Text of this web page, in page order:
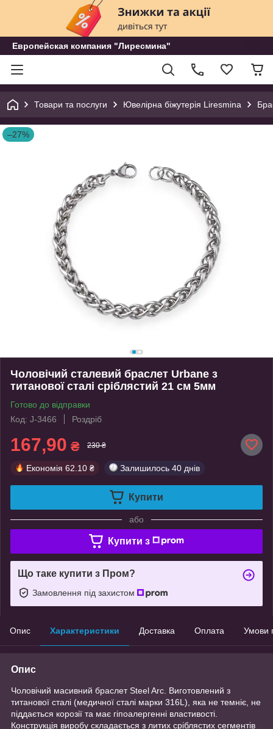
Европейская компания "Лиресмина"
Товари та послуги Ювелірна біжутерія Liresmina
–27%
Чоловічий сталевий браслет Urbane з
титанової сталі сріблястий 21 см 5мм
Готово до відправки
Код: J-3466
Роздріб
167,90 ₴ 230 ₴
Економія 62.10 ₴ Залишилось 40 днів
Купити
або
Купити з
Що таке купити з Пром?
Замовлення під захистом
Опис Характеристики Доставка Оплата Умови
Опис
Чоловічий масивний браслет Steel Arc. Виготовлений з
титанової сталі (медичної сталі марки 316L), яка не темніє, не
піддається корозії та має гіпоалергенні властивості.
Конструкція виробу складається з литих сріблястих сегментів